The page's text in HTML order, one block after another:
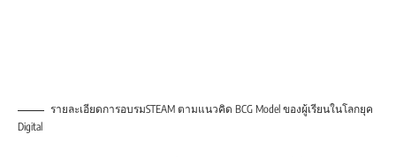
รายละเอียดการอบรมSTEAM ตามแนวคิด BCG Model ของผู้เรียนในโลกยุค
Digital